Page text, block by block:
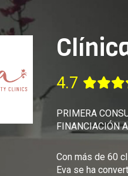
4.7
PRIMERA
FINANCIACIÓN
Con más de 60
Eva se ha